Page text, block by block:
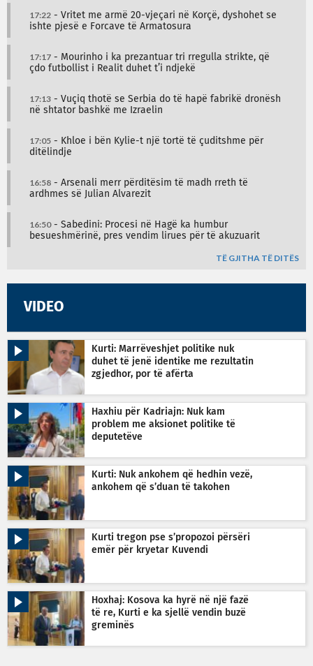
17:22 - Vritet me armë 20-vjeçari në Korçë, dyshohet se
ishte pjesë e Forcave të Armatosura
17:17 - Mourinho i ka prezantuar tri rregulla strikte, që
çdo futbollist i Realit duhet t’i ndjekë
17:13 - Vuçiq thotë se Serbia do të hapë fabrikë dronësh
në shtator bashkë me Izraelin
17:05 - Khloe i bën Kylie-t një tortë të çuditshme për
ditëlindje
16:58 - Arsenali merr përditësim të madh rreth të
ardhmes së Julian Alvarezit
16:50- Sabedini: Procesi në Hagë ka humbur
besueshmërinë, pres vendim lirues për të akuzuarit
TË GJITHA TË DITËS
VIDEO
Kurti: Marrëveshjet politike nuk
duhet të jenë identike me rezultatin
zgjedhor, por të afërta
Haxhiu për Kadriajn: Nuk kam
problem me aksionet politike të
deputetëve
Kurti: Nuk ankohem që hedhin vezë,
ankohem që s’duan të takohen
Kurti tregon pse s’propozoi përsëri
emër për kryetar Kuvendi
Hoxhaj: Kosova ka hyrë në një fazë
të re, Kurti e ka sjellë vendin buzë
greminës